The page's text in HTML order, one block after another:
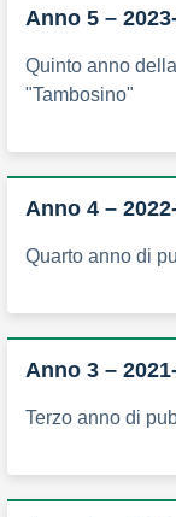
Anno 5 –
Quinto anno
"Tambosino"
Anno 4 –
Quarto anno di
Anno 3 –
Terzo anno di